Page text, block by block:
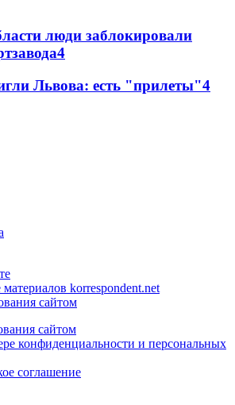
люди заблокировали
4
Львова: есть "прилеты"4
korrespondent.net
сайтом
сайтом
конфиденциальности и персональных
соглашение